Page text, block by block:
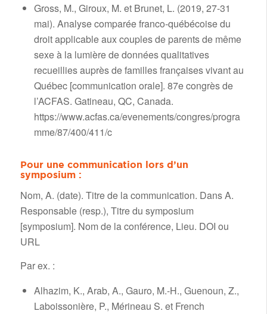
Gross, M., Giroux, M. et Brunet, L. (2019, 27-31
mai). Analyse comparée franco-québécoise du
droit applicable aux couples de parents de même
sexe à la lumière de données qualitatives
recueillies auprès de familles françaises vivant au
Québec [communication orale]. 87e congrès de
l’ACFAS. Gatineau, QC, Canada.
https://www.acfas.ca/evenements/congres/progra
mme/87/400/411/c
Pour une communication lors d’un
symposium :
Nom, A. (date). Titre de la communication. Dans A.
Responsable (resp.), Titre du symposium
[symposium]. Nom de la conférence, Lieu. DOI ou
URL
Par ex. :
Alhazim, K., Arab, A., Gauro, M.-H., Guenoun, Z.,
Laboissonière, P., Mérineau S. et French